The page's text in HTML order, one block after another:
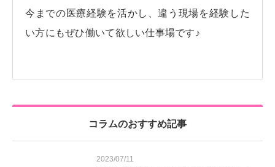
今までの医療経験を活かし、違う現場を経験した
い方にもぜひ働いて欲しい仕事場です♪
コラムのおすすめ記事
2023/07/11